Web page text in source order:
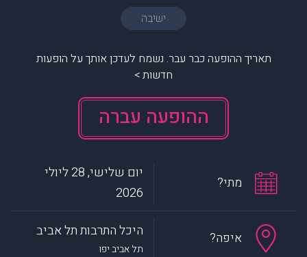
ישיבה
תאריך ההופעה כבר עבר. נשמח לעדכן אותך על הופעות
חדשות >
ההופעה עברה
מתי?
יום שלישי, 28 ליולי
2026
איפה? היכל התרבות תל אביב
תל אביב יפו